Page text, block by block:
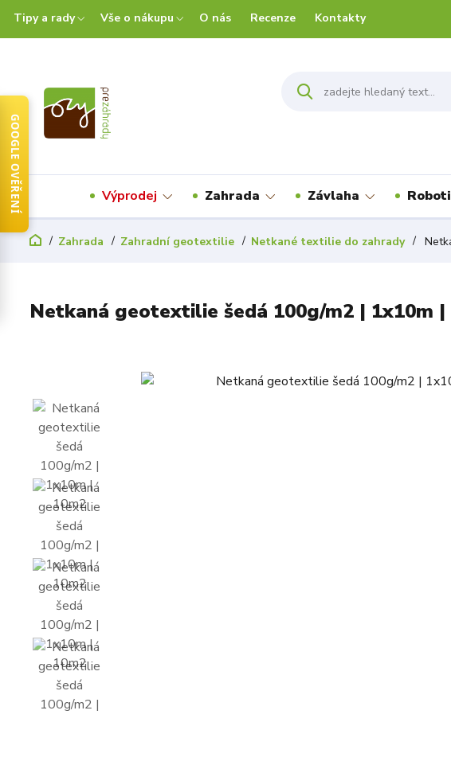
Tipy a rady Vše o nákupu O nás Recenze Kontakty
Výprodej Zahrada Závlaha
Zahrada Zahradní geotextilie Netkané textilie do zahrady
Netkaná geotextilie šedá 100g/m2 | 1x10m |
GOOGLE OVĚŘENÍ